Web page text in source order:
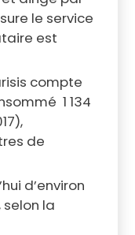
le service
est
compte
1 134
de
d’environ
la